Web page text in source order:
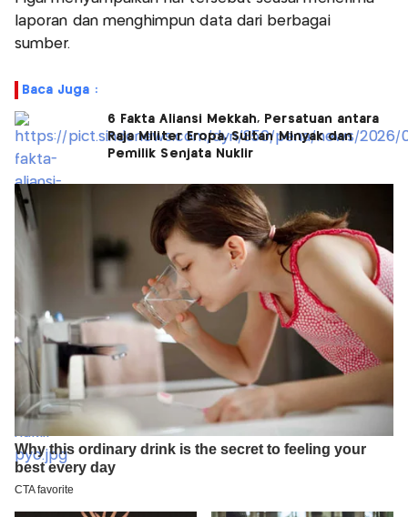
laporan dan menghimpun data dari berbagai
sumber.
Baca Juga :
6 Fakta Aliansi Mekkah, Persatuan antara
Raja Militer Eropa, Sultan Minyak dan
Pemilik Senjata Nuklir